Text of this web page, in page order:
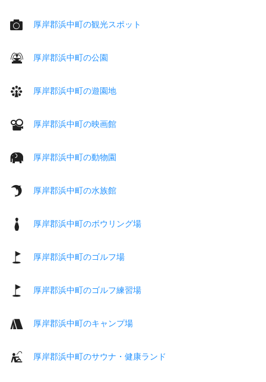
厚岸郡浜中町の観光スポット
厚岸郡浜中町の公園
厚岸郡浜中町の遊園地
厚岸郡浜中町の映画館
厚岸郡浜中町の動物園
厚岸郡浜中町の水族館
厚岸郡浜中町のボウリング場
厚岸郡浜中町のゴルフ場
厚岸郡浜中町のゴルフ練習場
厚岸郡浜中町のキャンプ場
厚岸郡浜中町のサウナ・健康ランド